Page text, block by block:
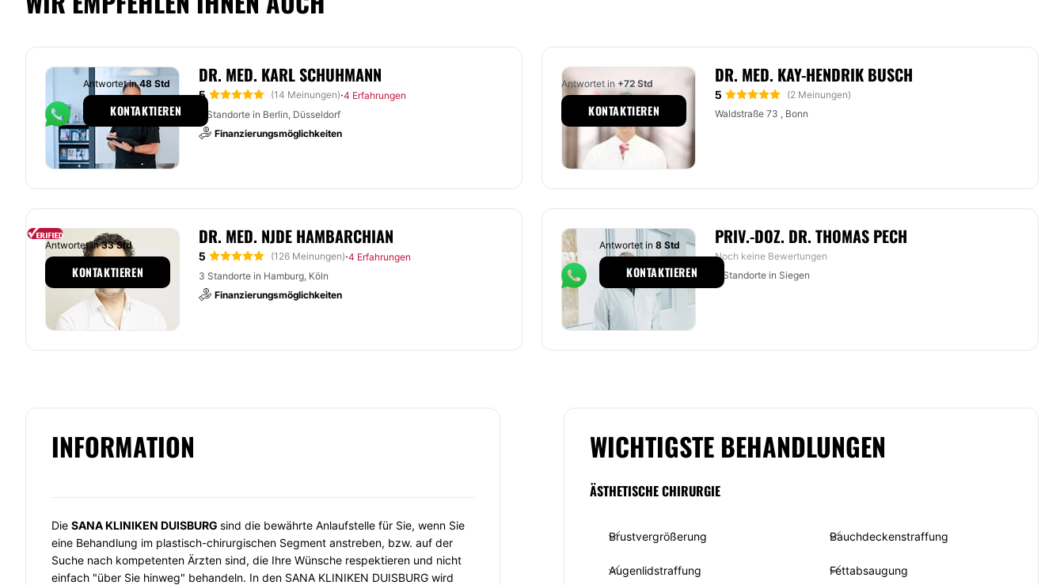
DR. MED. KARL SCHUHMANN
5 (14 Meinungen)·4 Erfahrungen
2 Standorte in Berlin, Düsseldorf
Finanzierungsmöglichkeiten
Antwortet in48 Std
KONTAKTIEREN
DR. MED. KAY-HENDRIK BUSCH
5
(2 Meinungen)
Waldstraße 73 , Bonn
Antwortet in +72 Std
KONTAKTIEREN
DR. MED. NJDE HAMBARCHIAN
5 (126 Meinungen)·4 Erfahrungen
3 Standorte in Hamburg, Köln
Finanzierungsmöglichkeiten
Antwortet in33 Std
KONTAKTIEREN
PRIV.-DOZ. DR. THOMAS PECH
Noch keine Bewertungen
2 Standorte in Siegen
Antwortet in 8 Std
KONTAKTIEREN
INFORMATION
Die SANA KLINIKEN DUISBURG sind die bewährte Anlaufstelle für Sie, wenn Sie
eine Behandlung im plastisch-chirurgischen Segment anstreben, bzw. auf der
Suche nach kompetenten Ärzten sind, die Ihre Wünsche respektieren und nicht
einfach "über Sie hinweg" behandeln. In den SANA KLINIKEN DUISBURG wird
WICHTIGSTE BEHANDLUNGEN
ÄSTHETISCHE CHIRURGIE
Brustvergrößerung Bauchdeckenstraffung
Augenlidstraffung Fettabsaugung